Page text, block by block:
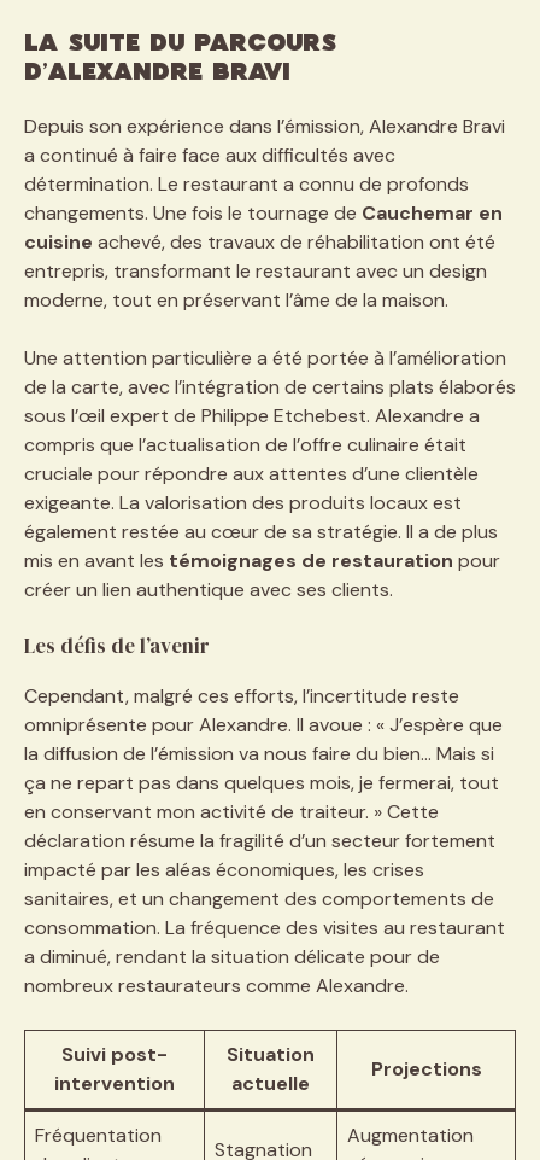
La suite du parcours
d’Alexandre Bravi
Depuis son expérience dans l’émission, Alexandre Bravi
a continué à faire face aux difficultés avec
détermination. Le restaurant a connu de profonds
changements. Une fois le tournage de Cauchemar en
cuisine achevé, des travaux de réhabilitation ont été
entrepris, transformant le restaurant avec un design
moderne, tout en préservant l’âme de la maison.
Une attention particulière a été portée à l’amélioration
de la carte, avec l’intégration de certains plats élaborés
sous l’œil expert de Philippe Etchebest. Alexandre a
compris que l’actualisation de l’offre culinaire était
cruciale pour répondre aux attentes d’une clientèle
exigeante. La valorisation des produits locaux est
également restée au cœur de sa stratégie. Il a de plus
mis en avant les témoignages de restauration pour
créer un lien authentique avec ses clients.
Les défis de l’avenir
Cependant, malgré ces efforts, l’incertitude reste
omniprésente pour Alexandre. Il avoue : « J’espère que
la diffusion de l’émission va nous faire du bien… Mais si
ça ne repart pas dans quelques mois, je fermerai, tout
en conservant mon activité de traiteur. » Cette
déclaration résume la fragilité d’un secteur fortement
impacté par les aléas économiques, les crises
sanitaires, et un changement des comportements de
consommation. La fréquence des visites au restaurant
a diminué, rendant la situation délicate pour de
nombreux restaurateurs comme Alexandre.
Suivi post-
intervention
Situation
actuelle
Projections
Fréquentation
Stagnation
Augmentation